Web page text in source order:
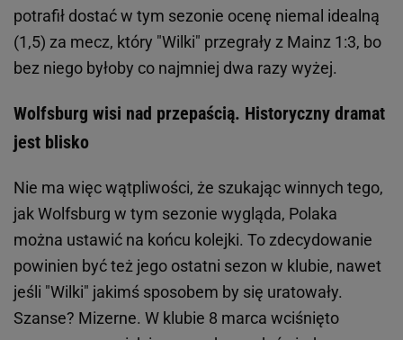
potrafił dostać w tym sezonie ocenę niemal idealną
(1,5) za mecz, który "Wilki" przegrały z Mainz 1:3, bo
bez niego byłoby co najmniej dwa razy wyżej.
Wolfsburg wisi nad przepaścią. Historyczny dramat
jest blisko
Nie ma więc wątpliwości, że szukając winnych tego,
jak Wolfsburg w tym sezonie wygląda, Polaka
można ustawić na końcu kolejki. To zdecydowanie
powinien być też jego ostatni sezon w klubie, nawet
jeśli "Wilki" jakimś sposobem by się uratowały.
Szanse? Mizerne. W klubie 8 marca wciśnięto